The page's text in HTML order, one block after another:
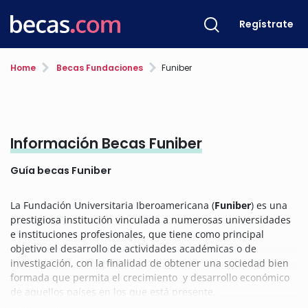
Regístrate
Home Becas Fundaciones Funiber
Información Becas Funiber
Guía becas Funiber
La Fundación Universitaria Iberoamericana (Funiber) es una
prestigiosa institución vinculada a numerosas universidades
e instituciones profesionales, que tiene como principal
objetivo el desarrollo de actividades académicas o de
investigación, con la finalidad de obtener una sociedad bien
formada que permita el crecimiento y desarrollo económico
de aquellos países en los que está presente.